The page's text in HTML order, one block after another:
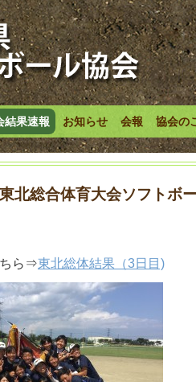
結果速報 お知らせ 会報 協会の
北総合体育大会ソフトボ
ら⇒東北総体結果（3日目)